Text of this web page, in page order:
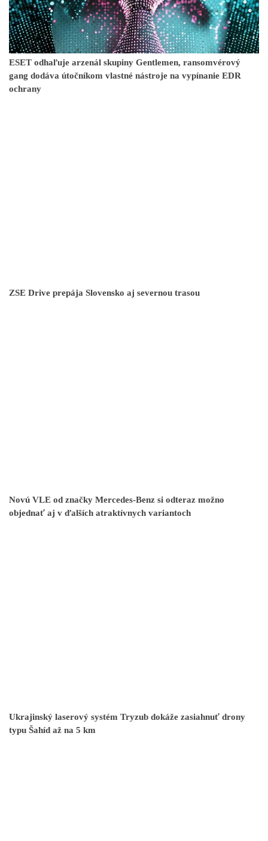
ESET odhaľuje arzenál skupiny Gentlemen, ransomvérový
gang dodáva útočníkom vlastné nástroje na vypínanie EDR
ochrany
ZSE Drive prepája Slovensko aj severnou trasou
Novú VLE od značky Mercedes-Benz si odteraz možno
objednať aj v ďalších atraktívnych variantoch
Ukrajinský laserový systém Tryzub dokáže zasiahnuť drony
typu Šahíd až na 5 km